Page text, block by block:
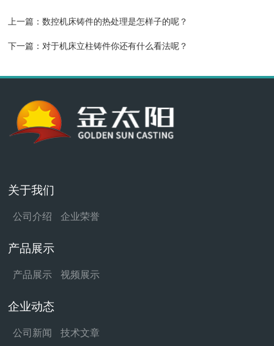
上一篇：数控机床铸件的热处理是怎样子的呢？
下一篇：对于机床立柱铸件你还有什么看法呢？
关于我们
公司介绍 企业荣誉
产品展示
产品展示 视频展示
企业动态
公司新闻 技术文章